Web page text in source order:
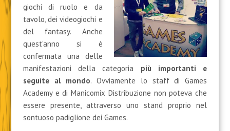
giochi di ruolo e da
tavolo, dei videogiochi e
del fantasy. Anche
quest’anno si è
confermata una delle
manifestazioni della categoria più importanti e
seguite al mondo. Ovviamente lo staff di Games
Academy e di Manicomix Distribuzione non poteva che
essere presente, attraverso uno stand proprio nel
sontuoso padiglione dei Games.